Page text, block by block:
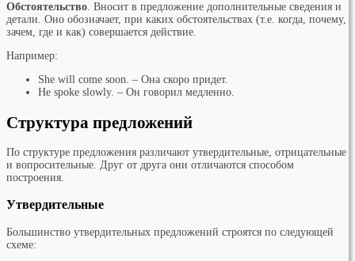
Обстоятельство. Вносит в предложение дополнительные сведения и
детали. Оно обозначает, при каких обстоятельствах (т.е. когда, почему,
зачем, где и как) совершается действие.
Например:
She will come soon. – Она скоро придет.
He spoke slowly. – Он говорил медленно.
Структура предложений
По структуре предложения различают утвердительные, отрицательные
и вопросительные. Друг от друга они отличаются способом
построения.
Утвердительные
Большинство утвердительных предложений строятся по следующей
схеме: